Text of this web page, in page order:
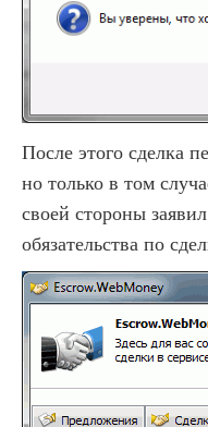
После этого сделка
но только в том
своей стороны
обязательства по